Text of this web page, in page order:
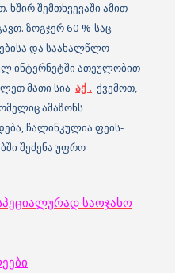
ხშირ შემთხვევაში ამით
ზოგჯერ 60 %-საც.
და საახალწლო
ინტერნეტში ათეულობით
მათი სია აქ . ქვემოთ,
ამაზონს
ჩალინკულია ფეის-
შეძენა უფრო
საოჯახო